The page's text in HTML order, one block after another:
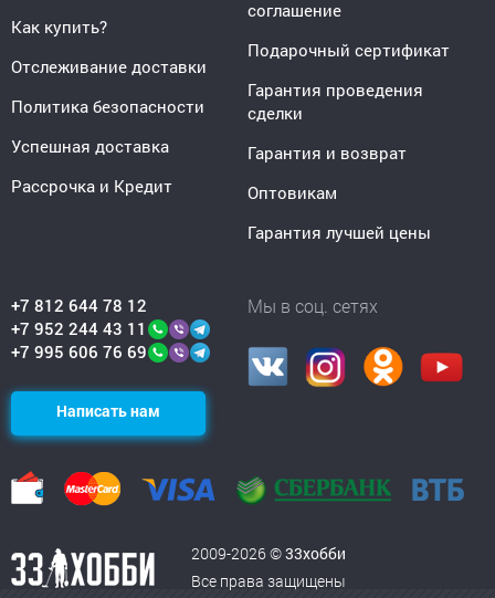
Как купить?
Отслеживание доставки
Политика безопасности
Успешная доставка
Рассрочка и Кредит
соглашение
Подарочный сертификат
Гарантия проведения
сделки
Гарантия и возврат
Оптовикам
Гарантия лучшей цены
+7 812 644 78 12
+7 952 244 43 11
+7 995 606 76 69
Написать нам
Мы в соц. сетях
2009-2026 ©33хобби
Все права защищены